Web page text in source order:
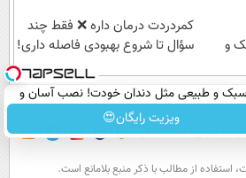
اقساطی
💳 📍
تهران
و
‌کمردردت درمان داره ❌ فقط چند
سؤال تا شروع بهبودی فاصله‌ داری!
و طبیعی مثل دندان خودت! نصب آسان و
پرداخت اقساطی 💳 📍 تهران
ویزیت رایگان😍
تماس با ما
اوقات شرعی سواد زندگی
از مطالب با ذكر منبع بلامانع است.